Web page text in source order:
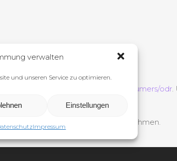
verwalten
und unseren Service zu optimieren.
Einstellungen
Impressum
bereit:
https://ec.europa.eu/consumers/odr.
teilzunehmen.